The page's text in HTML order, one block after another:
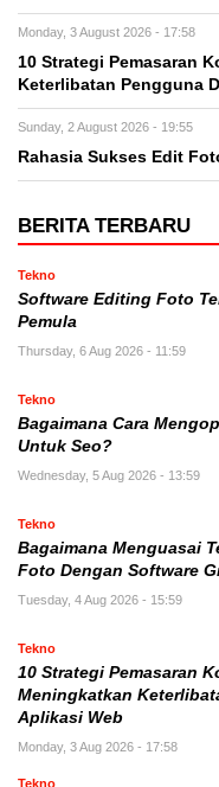
Monday, 3 August 2026 - 17:58
10 Strategi Pemasaran
Keterlibatan Pengguna
Sunday, 2 August 2026 - 19:55
Rahasia Sukses Edit
BERITA TERBARU
Tekno
Software Editing Foto
Pemula
Thursday, 6 Aug 2026 - 11:59
Tekno
Bagaimana Cara
Untuk Seo?
Wednesday, 5 Aug 2026 - 13:59
Tekno
Bagaimana Menguasai
Foto Dengan Software
Tuesday, 4 Aug 2026 - 15:59
Tekno
10 Strategi Pemasaran
Meningkatkan
Aplikasi Web
Monday, 3 Aug 2026 - 17:58
Tekno